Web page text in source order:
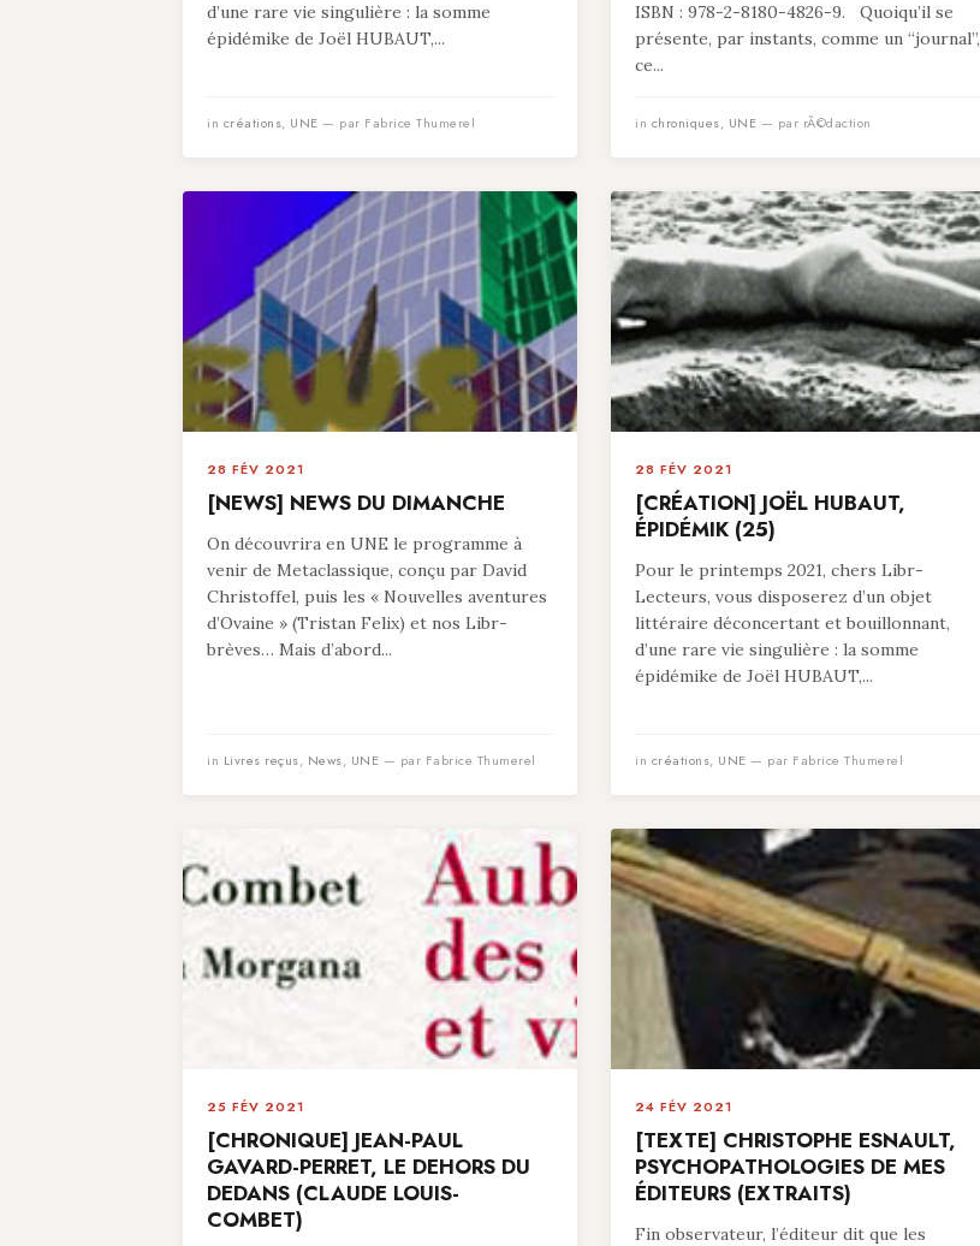
d’une rare vie singulière : la somme
épidémike de Joël HUBAUT,...
in créations, UNE — par Fabrice Thumerel
ISBN : 978-2-8180-4826-9. Quoiqu’il se
présente, par instants, comme un “journal”,
ce...
in chroniques, UNE — par rÃ©daction
28 FÉV 2021
[NEWS] NEWS DU DIMANCHE
On découvrira en UNE le programme à
venir de Metaclassique, conçu par David
Christoffel, puis les « Nouvelles aventures
d’Ovaine » (Tristan Felix) et nos Libr-
brèves… Mais d’abord...
in Livres reçus, News, UNE — par Fabrice Thumerel
28 FÉV 2021
[CRÉATION] JOËL HUBAUT,
ÉPIDÉMIK (25)
Pour le printemps 2021, chers Libr-
Lecteurs, vous disposerez d’un objet
littéraire déconcertant et bouillonnant,
d’une rare vie singulière : la somme
épidémike de Joël HUBAUT,...
in créations, UNE — par Fabrice Thumerel
25 FÉV 2021
[CHRONIQUE] JEAN-PAUL
GAVARD-PERRET, LE DEHORS DU
DEDANS (CLAUDE LOUIS-
COMBET)
24 FÉV 2021
[TEXTE] CHRISTOPHE ESNAULT,
PSYCHOPATHOLOGIES DE MES
ÉDITEURS (EXTRAITS)
Fin observateur, l’éditeur dit que les